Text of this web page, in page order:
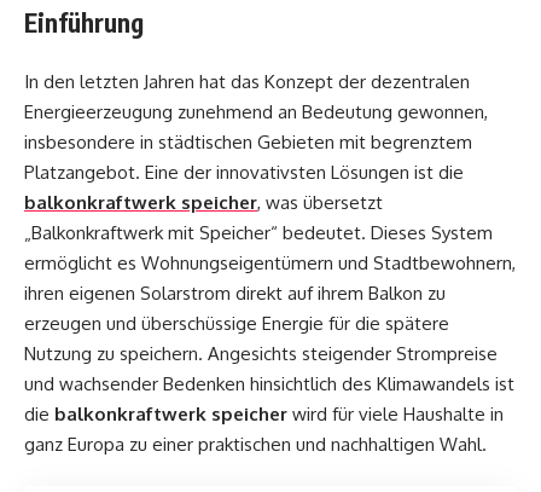
Einführung
In den letzten Jahren hat das Konzept der dezentralen
Energieerzeugung zunehmend an Bedeutung gewonnen,
insbesondere in städtischen Gebieten mit begrenztem
Platzangebot. Eine der innovativsten Lösungen ist die
balkonkraftwerk speicher, was übersetzt
„Balkonkraftwerk mit Speicher“ bedeutet. Dieses System
ermöglicht es Wohnungseigentümern und Stadtbewohnern,
ihren eigenen Solarstrom direkt auf ihrem Balkon zu
erzeugen und überschüssige Energie für die spätere
Nutzung zu speichern. Angesichts steigender Strompreise
und wachsender Bedenken hinsichtlich des Klimawandels ist
die balkonkraftwerk speicher wird für viele Haushalte in
ganz Europa zu einer praktischen und nachhaltigen Wahl.